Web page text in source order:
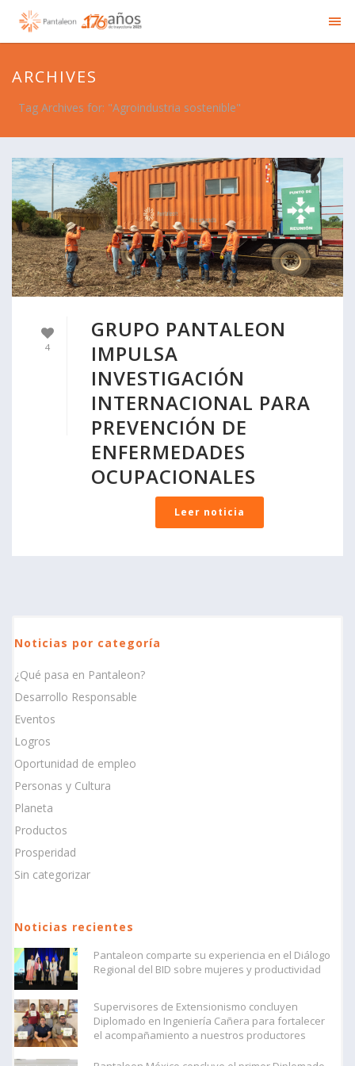
ARCHIVES
Tag Archives for: "Agroindustria sostenible"
4
GRUPO PANTALEON
IMPULSA
INVESTIGACIÓN
INTERNACIONAL PARA
PREVENCIÓN DE
ENFERMEDADES
OCUPACIONALES
Leer noticia
Noticias por categoría
¿Qué pasa en Pantaleon?
Desarrollo Responsable
Eventos
Logros
Oportunidad de empleo
Personas y Cultura
Planeta
Productos
Prosperidad
Sin categorizar
Noticias recientes
Pantaleon comparte su experiencia en el Diálogo
Regional del BID sobre mujeres y productividad
Supervisores de Extensionismo concluyen
Diplomado en Ingeniería Cañera para fortalecer
el acompañamiento a nuestros productores